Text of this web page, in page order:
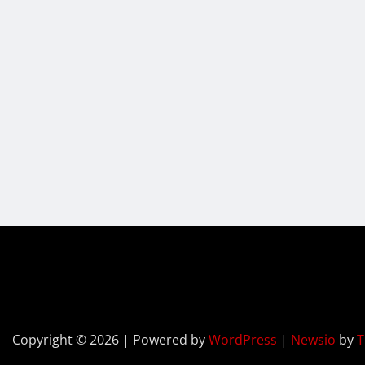
Copyright © 2026 | Powered byWordPress | Newsio by